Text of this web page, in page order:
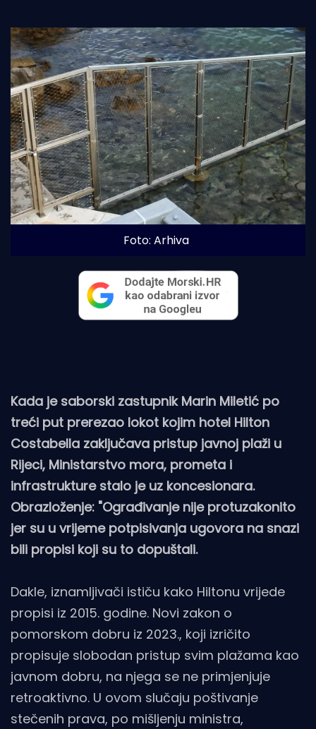
Foto: Arhiva
Kada je saborski zastupnik Marin Miletić po
treći put prerezao lokot kojim hotel Hilton
Costabella zaključava pristup javnoj plaži u
Rijeci, Ministarstvo mora, prometa i
infrastrukture stalo je uz koncesionara.
Obrazloženje: "Ograđivanje nije protuzakonito
jer su u vrijeme potpisivanja ugovora na snazi
bili propisi koji su to dopuštali.
Dakle, iznamljivači ističu kako Hiltonu vrijede
propisi iz 2015. godine. Novi zakon o
pomorskom dobru iz 2023., koji izričito
propisuje slobodan pristup svim plažama kao
javnom dobru, na njega se ne primjenjuje
retroaktivno. U ovom slučaju poštivanje
stečenih prava, po mišljenju ministra,